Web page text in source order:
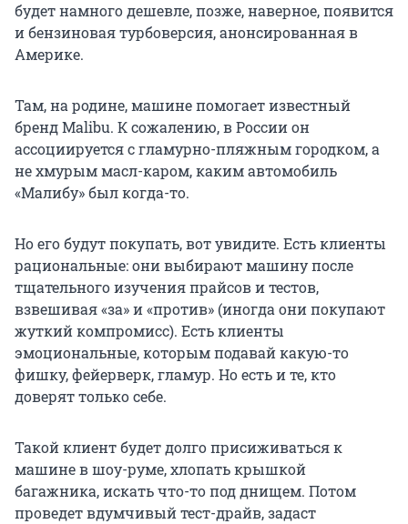
будет намного дешевле, позже, наверное, появится
и бензиновая турбоверсия, анонсированная в
Америке.
Там, на родине, машине помогает известный
бренд Malibu. К сожалению, в России он
ассоциируется с гламурно-пляжным городком, а
не хмурым масл-каром, каким автомобиль
«Малибу» был когда-то.
Но его будут покупать, вот увидите. Есть клиенты
рациональные: они выбирают машину после
тщательного изучения прайсов и тестов,
взвешивая «за» и «против» (иногда они покупают
жуткий компромисс). Есть клиенты
эмоциональные, которым подавай какую-то
фишку, фейерверк, гламур. Но есть и те, кто
доверят только себе.
Такой клиент будет долго присиживаться к
машине в шоу-руме, хлопать крышкой
багажника, искать что-то под днищем. Потом
проведет вдумчивый тест-драйв, задаст